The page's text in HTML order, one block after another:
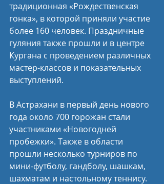
традиционная «Рождественская
гонка», в которой приняли участие
более 160 человек. Праздничные
гуляния также прошли и в центре
Кургана с проведением различных
мастер-классов и показательных
выступлений.
В Астрахани в первый день нового
года около 700 горожан стали
участниками «Новогодней
пробежки». Также в области
прошли несколько турниров по
мини-футболу, гандболу, шашкам,
шахматам и настольному теннису.